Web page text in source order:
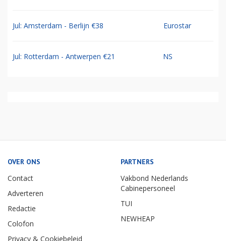
Jul: Amsterdam - Berlijn €38 Eurostar
Jul: Rotterdam - Antwerpen €21 NS
OVER ONS
Contact
Adverteren
Redactie
Colofon
Privacy & Cookiebeleid
PARTNERS
Vakbond Nederlands
Cabinepersoneel
TUI
NEWHEAP